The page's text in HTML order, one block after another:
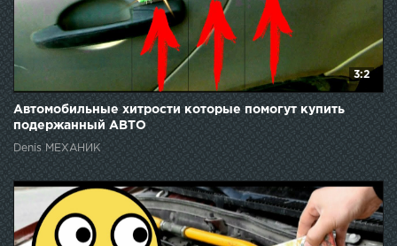
3:2
Автомобильные хитрости которые помогут купить
подержанный АВТО
Denis МЕХАНИК